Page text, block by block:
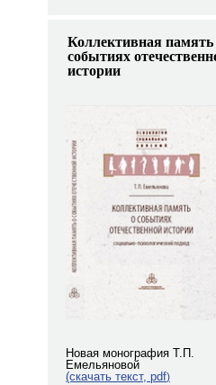
Коллективная память
событиях
истории
Новая монография Т.П.
Емельяновой
(скачать текст, pdf)